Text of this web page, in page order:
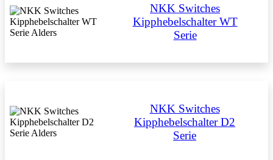
NKK Switches
Kipphebelschalter WT
Serie
NKK Switches
Kipphebelschalter D2
Serie